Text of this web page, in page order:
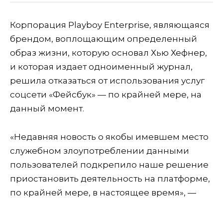
Корпорация Playboy Enterprise, являющаяся
брендом, воплощающим определенный
образ жизни, которую основал Хью Хефнер,
и которая издает одноименный журнал,
решила отказаться от использования услуг
соцсети «Фейсбук» — по крайней мере, на
данный момент.
«Недавняя новость о якобы имевшем место
служебном злоупотреблении данными
пользователей подкрепило наше решение
приостановить деятельность на платформе,
по крайней мере, в настоящее время», —